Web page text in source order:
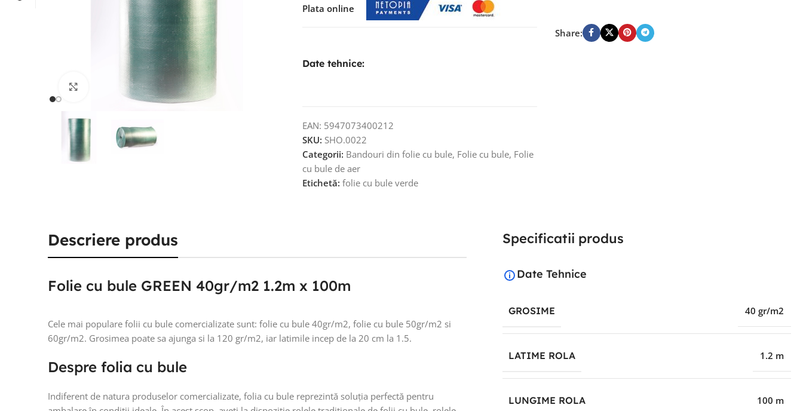
Click to enlarge
Plata online
Date tehnice:
EAN: 5947073400212
SKU: SHO.0022
Categorii: Bandouri din folie cu bule, Folie cu bule, Folie
cu bule de aer
Etichetă: folie cu bule verde
Share:
Descriere produs
Folie cu bule GREEN 40gr/m2 1.2m x 100m
Cele mai populare folii cu bule comercializate sunt: folie cu bule 40gr/m2, folie cu bule 50gr/m2 si
60gr/m2. Grosimea poate sa ajunga si la 120 gr/m2, iar latimile incep de la 20 cm la 1.5.
Despre folia cu bule
Indiferent de natura produselor comercializate, folia cu bule reprezintă soluția perfectă pentru
Specificatii produs
Date Tehnice
GROSIME 40 gr/m2
LATIME ROLA 1.2 m
LUNGIME ROLA 100 m